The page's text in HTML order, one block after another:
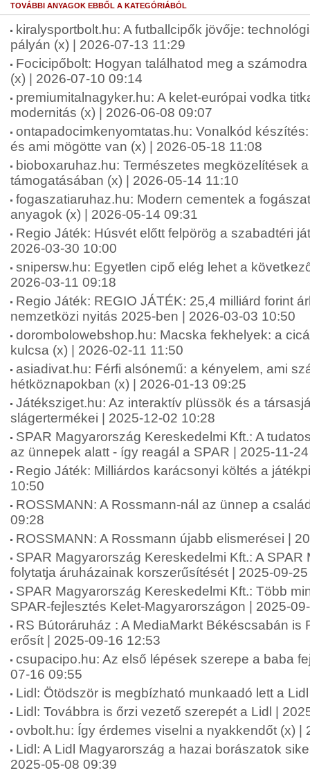
TOVÁBBI ANYAGOK EBBŐL A KATEGÓRIÁBÓL
kiralysportbolt.hu: A futballcipők jövője:
pályán (x) | 2026-07-13 11:29
Focicipőbolt: Hogyan találhatod meg a
(x) | 2026-07-10 09:14
premiumitalnagyker.hu: A kelet-európai vodka
modernitás (x) | 2026-06-08 09:07
ontapadocimkenyomtatas.hu: Vonalkód
és ami mögötte van (x) | 2026-05-18 11:08
bioboxaruhaz.hu: Természetes megközelítések
támogatásában (x) | 2026-05-14 11:10
fogaszatiaruhaz.hu: Modern cementek a
anyagok (x) | 2026-05-14 09:31
Regio Játék: Húsvét előtt felpörög a szabadtéri
2026-03-30 10:00
snipersw.hu: Egyetlen cipő elég lehet a
2026-03-11 09:18
Regio Játék: REGIO JÁTÉK: 25,4 milliárd forint
nemzetközi nyitás 2025-ben | 2026-03-03 10:50
dorombolowebshop.hu: Macska fekhelyek: a
kulcsa (x) | 2026-02-11 11:50
asiadivat.hu: Férfi alsónemű: a kényelem, ami
hétköznapokban (x) | 2026-01-13 09:25
Játéksziget.hu: Az interaktív plüssök és a
slágertermékei | 2025-12-02 10:28
SPAR Magyarország Kereskedelmi Kft.: A
az ünnepek alatt - így reagál a SPAR | 2025-11-
Regio Játék: Milliárdos karácsonyi költés a
10:50
ROSSMANN: A Rossmann-nál az ünnep a
09:28
ROSSMANN: A Rossmann újabb elismerései |
SPAR Magyarország Kereskedelmi Kft.: A SPAR
folytatja áruházainak korszerűsítését | 2025-09-
SPAR Magyarország Kereskedelmi Kft.: Több
SPAR-fejlesztés Kelet-Magyarországon | 2025-
RS Bútoráruház : A MediaMarkt Békéscsabán is
erősít | 2025-09-16 12:53
csupacipo.hu: Az első lépések szerepe a baba
07-16 09:55
Lidl: Ötödször is megbízható munkaadó lett a
Lidl: Továbbra is őrzi vezető szerepét a Lidl |
ovbolt.hu: Így érdemes viselni a nyakkendőt (x) |
Lidl: A Lidl Magyarország a hazai borászatok
2025-05-08 09:39